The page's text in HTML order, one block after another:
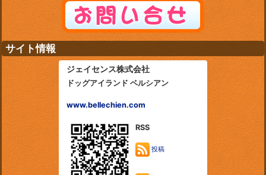
サイト情報
ジェイセンス株式会社
ドッグアイランド ベルシアン
www.bellechien.com
RSS
投稿